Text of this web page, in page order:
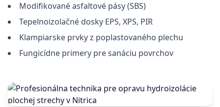
Modifikované asfaltové pásy (SBS)
Tepelnoizolačné dosky EPS, XPS, PIR
Klampiarske prvky z poplastovaného plechu
Fungicídne primery pre sanáciu povrchov